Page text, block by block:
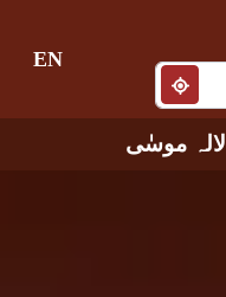
EN
لالہ موسٰی